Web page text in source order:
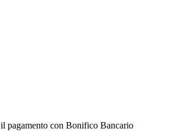
pagamento con Bonifico Bancario